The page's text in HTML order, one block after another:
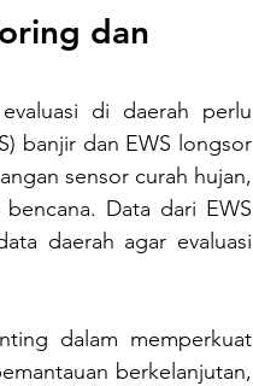
dan
banjir dan EWS longsor
sensor curah hujan,
Data dari EWS
daerah agar evaluasi
berkelanjutan,